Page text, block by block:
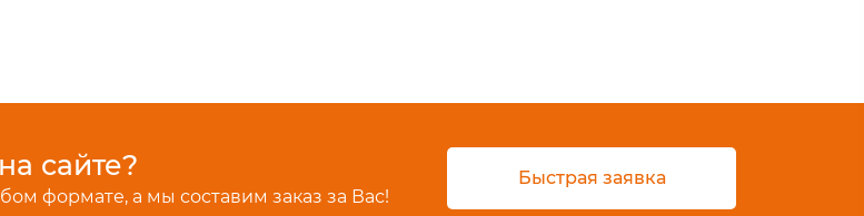
сайте?
формате, а мы составим заказ за Вас!
Быстрая заявка